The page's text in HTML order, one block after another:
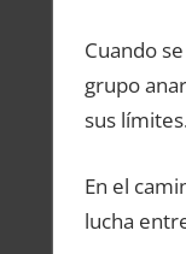
Cuando
grupo
sus
En el
lucha